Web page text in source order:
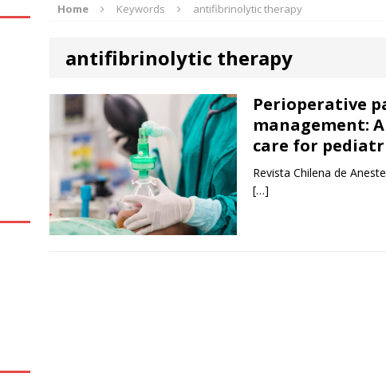
Home Keywords antifibrinolytic therapy
antifibrinolytic therapy
Perioperative
management:
care for
Revista Chilena de
[…]